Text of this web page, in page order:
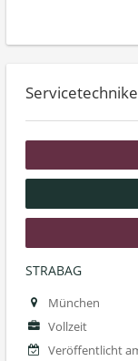
STRABAG
München
Vollzeit
Veröffentlicht